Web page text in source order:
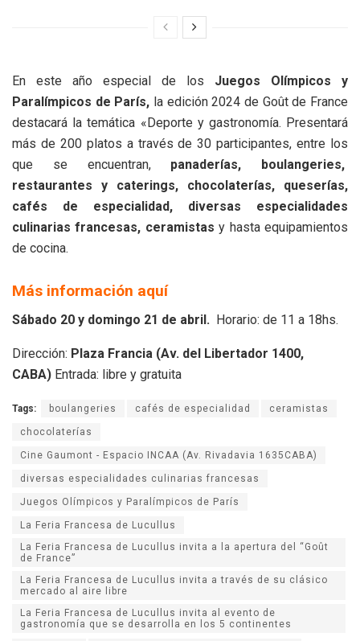
En este año especial de los Juegos Olímpicos y
Paralímpicos de París, la edición 2024 de Goût de France
destacará la temática «Deporte y gastronomía. Presentará
más de 200 platos a través de 30 participantes, entre los
que se encuentran,panaderías, boulangeries,
restaurantes y caterings, chocolaterías, queserías,
cafés de especialidad, diversas especialidades
culinarias francesas, ceramistas y hasta equipamientos
de cocina.
Más información aquí
Sábado 20 y domingo 21 de abril. Horario: de 11 a 18hs.
Dirección: Plaza Francia (Av. del Libertador 1400,
CABA) Entrada: libre y gratuita
Tags: boulangeries cafés de especialidad ceramistas
chocolaterías
Cine Gaumont - Espacio INCAA (Av. Rivadavia 1635CABA)
diversas especialidades culinarias francesas
Juegos Olímpicos y Paralímpicos de París
La Feria Francesa de Lucullus
La Feria Francesa de Lucullus invita a la apertura del “Goût
de France”
La Feria Francesa de Lucullus invita a través de su clásico
mercado al aire libre
La Feria Francesa de Lucullus invita al evento de
gastronomía que se desarrolla en los 5 continentes